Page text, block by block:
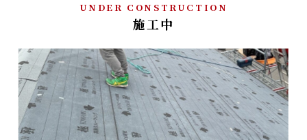
UNDER CONSTRUCTION
施工中